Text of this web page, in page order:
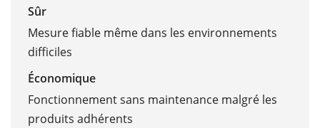
Sûr
Mesure fiable même dans les environnements
difficiles
Économique
Fonctionnement sans maintenance malgré les
produits adhérents